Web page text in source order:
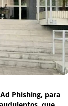
Phishing, para